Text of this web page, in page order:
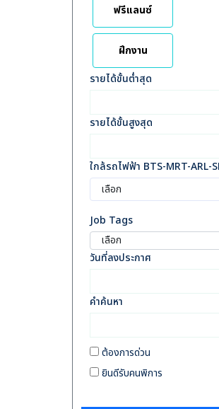
ฟรีแลนซ์
ฝึกงาน
รายได้ขั้นต่ำสุด
รายได้ขั้นสูงสุด
ใกล้รถไฟฟ้า BTS-MRT-ARL-
Job Tags
เลือก
วันที่ลงประกาศ
คำค้นหา
ต้องการด่วน
ยินดีรับคนพิการ